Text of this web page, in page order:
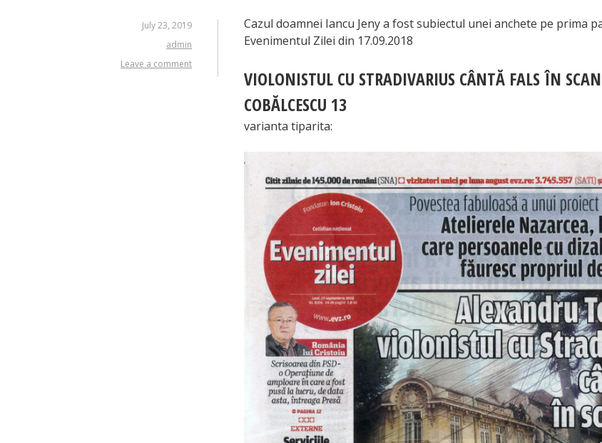
July 23, 2019
admin
Leave a comment
Cazul doamnei Iancu Jeny a fost subiectul unei anchete pe prima
Evenimentul Zilei din 17.09.2018
VIOLONISTUL CU STRADIVARIUS CÂNTĂ FALS ÎN
COBĂLCESCU 13
varianta tiparita: